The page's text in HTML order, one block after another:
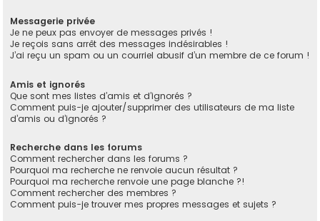
Messagerie privée
Je ne peux pas envoyer de messages privés !
Je reçois sans arrêt des messages indésirables !
J’ai reçu un spam ou un courriel abusif d’un membre de ce forum !
Amis et ignorés
Que sont mes listes d’amis et d’ignorés ?
Comment puis-je ajouter/supprimer des utilisateurs de ma liste
d’amis ou d’ignorés ?
Recherche dans les forums
Comment rechercher dans les forums ?
Pourquoi ma recherche ne renvoie aucun résultat ?
Pourquoi ma recherche renvoie une page blanche ?!
Comment rechercher des membres ?
Comment puis-je trouver mes propres messages et sujets ?